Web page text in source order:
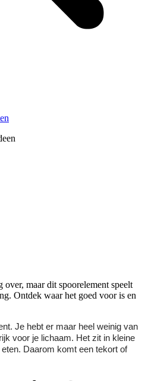
maar dit spoorelement speelt
Ontdek waar het goed voor is en
Je hebt er maar heel weinig van
voor je lichaam. Het zit in kleine
Daarom komt een tekort of